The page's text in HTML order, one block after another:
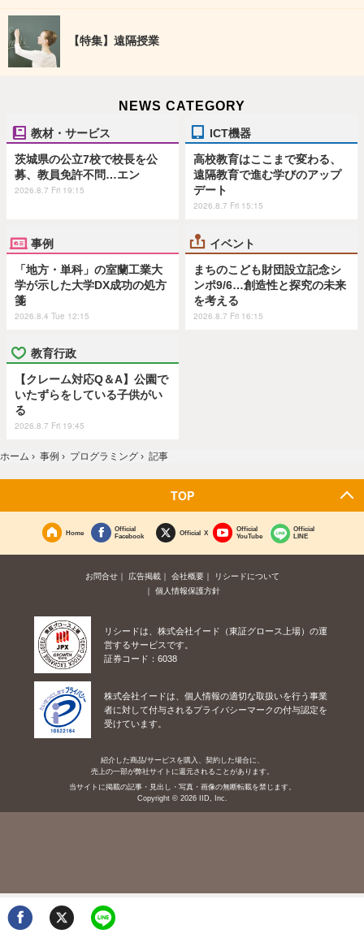
【特集】遠隔授業
NEWS CATEGORY
教材・サービス
茨城県の公立7校で校長を公
募、教員免許不問…エン
2026.8.7 Fri 19:15
ICT機器
高校教育はここまで変わる、
遠隔教育で進む学びのアップ
デート
2026.8.7 Fri 15:15
事例
「地方・単科」の室蘭工業大
学が示した大学DX成功の処方
箋
2026.8.4 Tue 12:15
イベント
まちのこども財団設立記念シ
ンポ9/6…創造性と探究の未来
を考える
2026.8.7 Fri 16:15
教育行政
【クレーム対応Q＆A】公園で
いたずらをしている子供がい
る
2026.8.7 Fri 19:45
ホーム › 事例 › プログラミング › 記事
TOP
Home
Official
Facebook
Official X
Official
YouTube
Official
LINE
お問合せ 広告掲載 会社概要
リシードについて
個人情報保護方針
リシードは、株式会社イード（東証グロース上場）の運
営するサービスです。
証券コード：6038
株式会社イードは、個人情報の適切な取扱いを行う事業
者に対して付与されるプライバシーマークの付与認定を
受けています。
紹介した商品/サービスを購入、契約した場合に、
売上の一部が弊社サイトに還元されることがあります。
当サイトに掲載の記事・見出し・写真・画像の無断転載を禁じます。
Copyright © 2026 IID, Inc.